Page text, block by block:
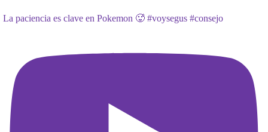
La paciencia es clave en Pokemon 🥵 #voysegus #consejo